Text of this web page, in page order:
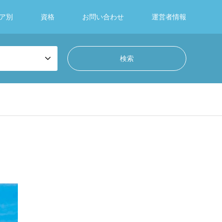
別 資格 お問い合わせ 運営者情報